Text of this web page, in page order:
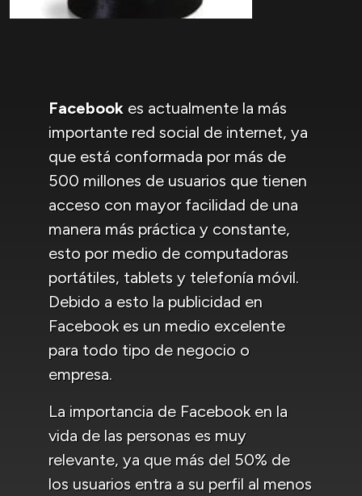
Facebook es actualmente la más
importante red social de internet, ya
que está conformada por más de
500 millones de usuarios que tienen
acceso con mayor facilidad de una
manera más práctica y constante,
esto por medio de computadoras
portátiles, tablets y telefonía móvil.
Debido a esto la publicidad en
Facebook es un medio excelente
para todo tipo de negocio o
empresa.
La importancia de Facebook en la
vida de las personas es muy
relevante, ya que más del 50% de
los usuarios entra a su perfil al menos